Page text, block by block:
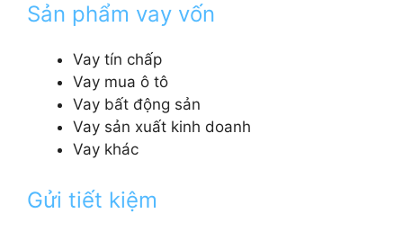
Sản phẩm vay vốn
Vay tín chấp
Vay mua ô tô
Vay bất động sản
Vay sản xuất kinh doanh
Vay khác
Gửi tiết kiệm